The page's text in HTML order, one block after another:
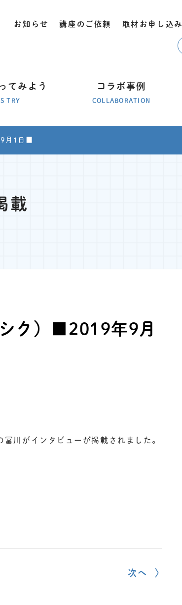
てみよう
TRY
コラボ事例
COLLABORATION
お知らせ 講座のご依頼 取材お申し込み
月1日■
載
ク）■2019年9月
川がインタビューが掲載されました。